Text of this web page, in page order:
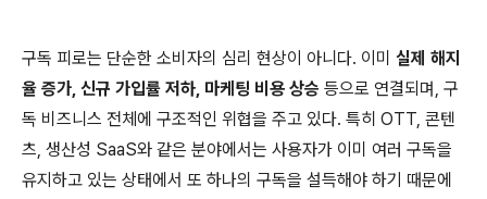
구독 피로는 단순한 소비자의 심리 현상이 아니다. 이미 실제 해지
율 증가, 신규 가입률 저하, 마케팅 비용 상승 등으로 연결되며, 구
독 비즈니스 전체에 구조적인 위협을 주고 있다. 특히 OTT, 콘텐
츠, 생산성 SaaS와 같은 분야에서는 사용자가 이미 여러 구독을
유지하고 있는 상태에서 또 하나의 구독을 설득해야 하기 때문에